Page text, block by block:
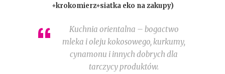
+krokomierz+siatka eko na zakupy)
Kuchnia orientalna – bogactwo
mleka i oleju kokosowego, kurkumy,
cynamonu i innych dobrych dla
tarczycy produktów.